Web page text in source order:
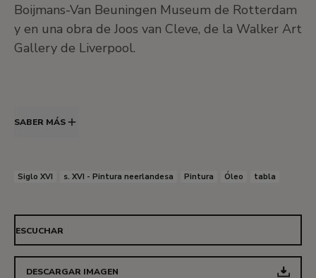
Boijmans-Van Beuningen Museum de Rotterdam
y en una obra de Joos van Cleve, de la Walker Art
Gallery de Liverpool.
SABER MÁS
Siglo XVI s. XVI - Pintura neerlandesa Pintura Óleo tabla
ESCUCHAR
DESCARGAR IMAGEN